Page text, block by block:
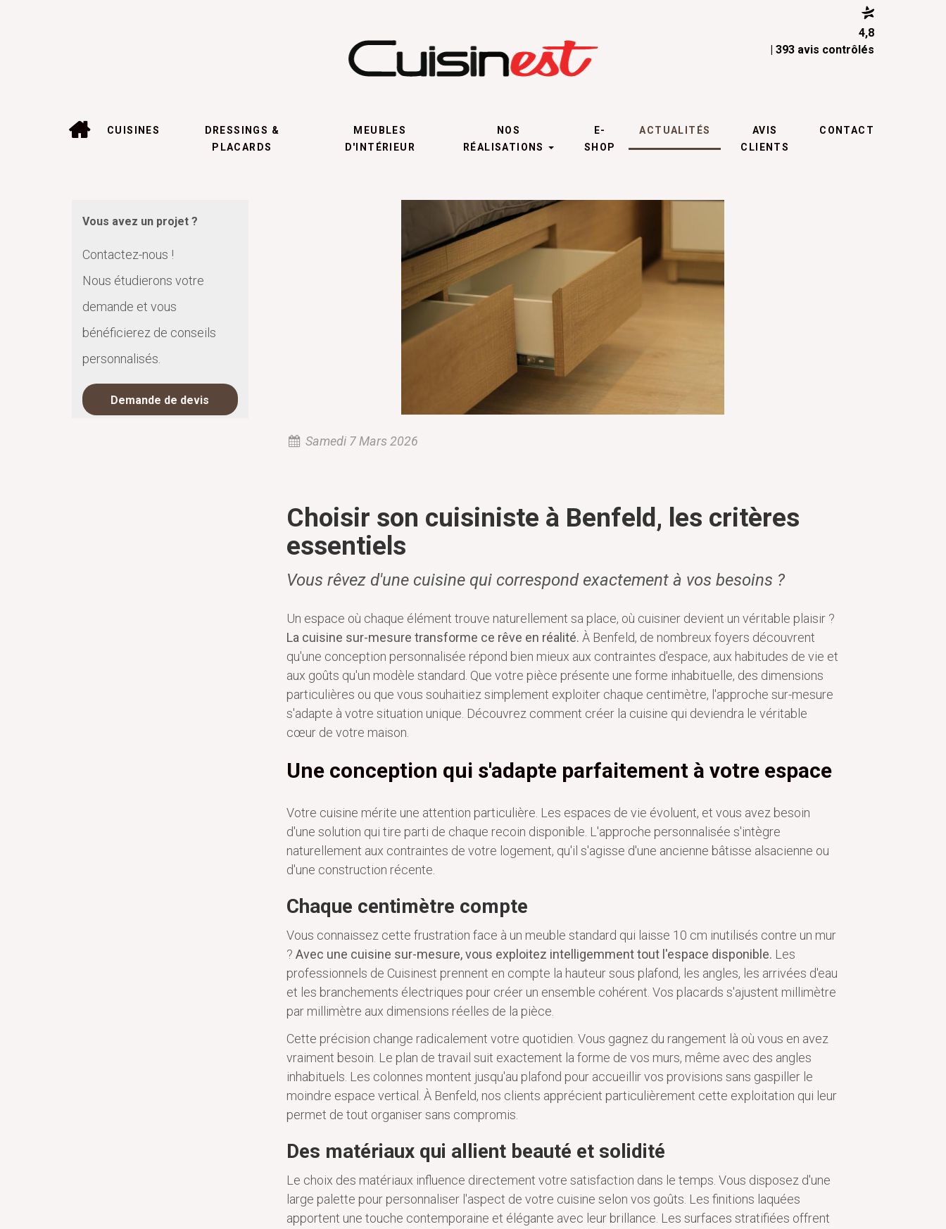
4,8
| 393 avis contrôlés
CUISINES
DRESSINGS &
PLACARDS
MEUBLES
D'INTÉRIEUR
NOS
RÉALISATIONS
E-
SHOP
ACTUALITÉS
AVIS
CLIENTS
CONTACT
Vous avez un projet ?
Contactez-nous !
Nous étudierons votre
demande et vous
bénéficierez de conseils
personnalisés.
Demande de devis
Samedi 7 Mars 2026
Choisir son cuisiniste à Benfeld, les critères
essentiels
Vous rêvez d'une cuisine qui correspond exactement à vos besoins ?
Un espace où chaque élément trouve naturellement sa place, où cuisiner devient un véritable plaisir ?
La cuisine sur-mesure transforme ce rêve en réalité. À Benfeld, de nombreux foyers découvrent
qu'une conception personnalisée répond bien mieux aux contraintes d'espace, aux habitudes de vie et
aux goûts qu'un modèle standard. Que votre pièce présente une forme inhabituelle, des dimensions
particulières ou que vous souhaitiez simplement exploiter chaque centimètre, l'approche sur-mesure
s'adapte à votre situation unique. Découvrez comment créer la cuisine qui deviendra le véritable
cœur de votre maison.
Une conception qui s'adapte parfaitement à votre espace
Votre cuisine mérite une attention particulière. Les espaces de vie évoluent, et vous avez besoin
d'une solution qui tire parti de chaque recoin disponible. L'approche personnalisée s'intègre
naturellement aux contraintes de votre logement, qu'il s'agisse d'une ancienne bâtisse alsacienne ou
d'une construction récente.
Chaque centimètre compte
Vous connaissez cette frustration face à un meuble standard qui laisse 10 cm inutilisés contre un mur
? Avec une cuisine sur-mesure, vous exploitez intelligemment tout l'espace disponible. Les
professionnels de Cuisinest prennent en compte la hauteur sous plafond, les angles, les arrivées d'eau
et les branchements électriques pour créer un ensemble cohérent. Vos placards s'ajustent millimètre
par millimètre aux dimensions réelles de la pièce.
Cette précision change radicalement votre quotidien. Vous gagnez du rangement là où vous en avez
vraiment besoin. Le plan de travail suit exactement la forme de vos murs, même avec des angles
inhabituels. Les colonnes montent jusqu'au plafond pour accueillir vos provisions sans gaspiller le
moindre espace vertical. À Benfeld, nos clients apprécient particulièrement cette exploitation qui leur
permet de tout organiser sans compromis.
Des matériaux qui allient beauté et solidité
Le choix des matériaux influence directement votre satisfaction dans le temps. Vous disposez d'une
large palette pour personnaliser l'aspect de votre cuisine selon vos goûts. Les finitions laquées
apportent une touche contemporaine et élégante avec leur brillance. Les surfaces stratifiées offrent